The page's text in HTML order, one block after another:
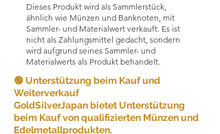
Dieses Produkt wird als Sammlerstück,
ähnlich wie Münzen und Banknoten, mit
Sammler- und Materialwert verkauft. Es ist
nicht als Zahlungsmittel gedacht, sondern
wird aufgrund seines Sammler- und
Materialwerts als Produkt behandelt.
🟢 Unterstützung beim Kauf und
Weiterverkauf
GoldSilverJapan bietet Unterstützung
beim Kauf von qualifizierten Münzen und
Edelmetallprodukten.